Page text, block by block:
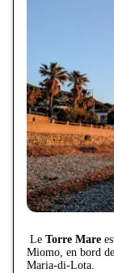
Le Torre Mare
Miomo, en bord
Maria-di-Lota.